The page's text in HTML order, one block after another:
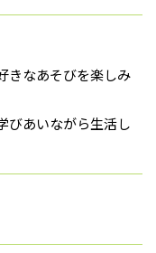
なあそびを楽しみ
びあいながら生活し